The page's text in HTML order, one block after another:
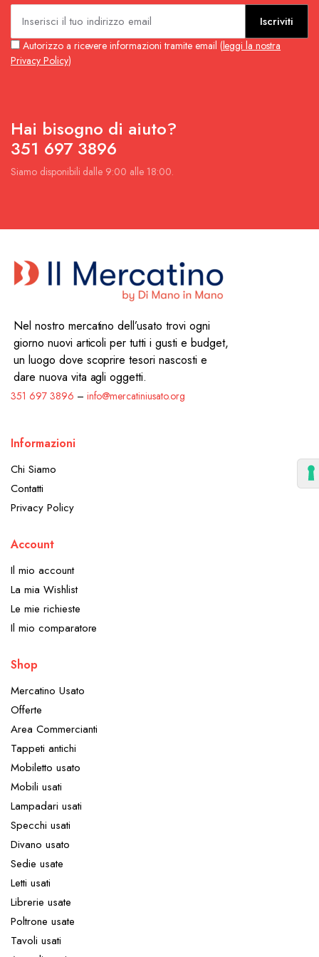
Iscriviti
Autorizzo a ricevere informazioni tramite email (leggi la nostra
Privacy Policy)
Hai bisogno di aiuto?
351 697 3896
Siamo disponibili dalle 9:00 alle 18:00.
Nel nostro mercatino dell’usato trovi ogni
giorno nuovi articoli per tutti i gusti e budget,
un luogo dove scoprire tesori nascosti e
dare nuova vita agli oggetti.
351 697 3896 – info@mercatiniusato.org
Informazioni
Chi Siamo
Contatti
Privacy Policy
Account
Il mio account
La mia Wishlist
Le mie richieste
Il mio comparatore
Shop
Mercatino Usato
Offerte
Area Commercianti
Tappeti antichi
Mobiletto usato
Mobili usati
Lampadari usati
Specchi usati
Divano usato
Sedie usate
Letti usati
Librerie usate
Poltrone usate
Tavoli usati